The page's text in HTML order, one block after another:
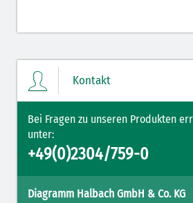
Kontakt
Bei Fragen zu unseren Produkten
unter:
+49(0)2304/759-0
Diagramm Halbach GmbH & Co. KG